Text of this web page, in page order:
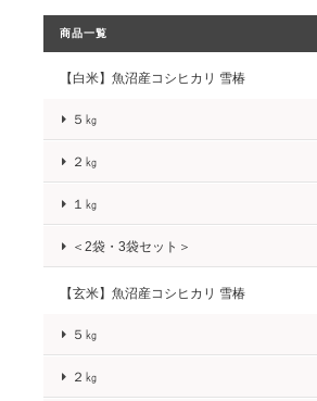
商品一覧
【白米】魚沼産コシヒカリ 雪椿
５㎏
２㎏
１㎏
＜2袋・3袋セット＞
【玄米】魚沼産コシヒカリ 雪椿
５㎏
２㎏